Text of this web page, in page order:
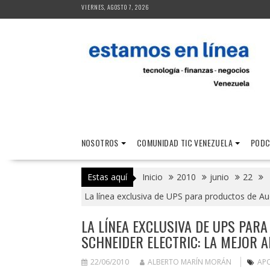
al
VIERNES, AGOSTO 7, 2026
NOSOTROS COMUNIDAD TIC VENEZUELA
Estas aquí Inicio 2010 junio
22
La línea exclusiva de UPS para productos de
LA LÍNEA EXCLUSIVA DE UPS
SCHNEIDER ELECTRIC: LA
22/06/2010 ALBERTO MARÍN MORÁN